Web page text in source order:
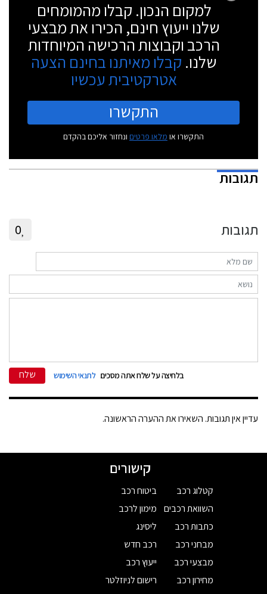
למקום הנכון. קבלו מהמומחים
שלנו ייעוץ חינם, הכירו את מבצעי
הרכב וקבוצות הרכישה המיוחדות
שלנו. קבלו מאיתנו בחינם הצעה
אטרקטיבית עכשיו
התקשרו
התקשרו או מלאו פרטים ונחזור אליכם בהקדם
תגובות
תגובות 0
בלחיצה על שלח אתה מסכים לתנאי השימוש שלח
עדיין אין תגובות. השאירו את ההערה הראשונה.
קישורים
קטלוג רכב
השוואת רכבים
כתבות רכב
מבחני רכב
מבצעי רכב
מחירון רכב
ביטוח רכב
מימון לרכב
ליסינג
רכב חדש
ייעוץ רכב
רישום לניוזלטר